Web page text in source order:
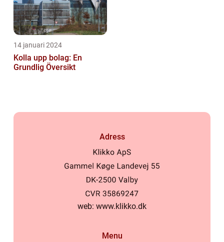
14 januari 2024
Kolla upp bolag: En
Grundlig Översikt
Adress
web: www.klikko.dk
Menu